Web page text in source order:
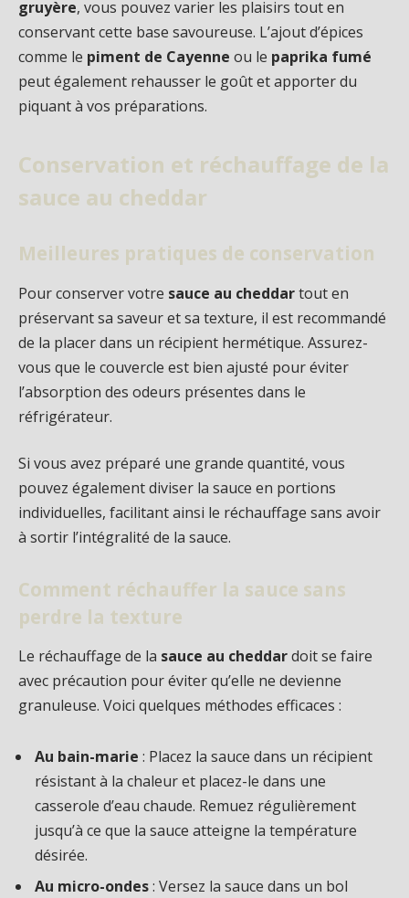
gruyère, vous pouvez varier les plaisirs tout en
conservant cette base savoureuse. L’ajout d’épices
comme le piment de Cayenne ou le paprika fumé
peut également rehausser le goût et apporter du
piquant à vos préparations.
Conservation et réchauffage de la
sauce au cheddar
Meilleures pratiques de conservation
Pour conserver votre sauce au cheddartout en
préservant sa saveur et sa texture, il est recommandé
de la placer dans un récipient hermétique. Assurez-
vous que le couvercle est bien ajusté pour éviter
l’absorption des odeurs présentes dans le
réfrigérateur.
Si vous avez préparé une grande quantité, vous
pouvez également diviser la sauce en portions
individuelles, facilitant ainsi le réchauffage sans avoir
à sortir l’intégralité de la sauce.
Comment réchauffer la sauce sans
perdre la texture
Le réchauffage de la sauce au cheddardoit se faire
avec précaution pour éviter qu’elle ne devienne
granuleuse. Voici quelques méthodes efficaces :
Au bain-marie : Placez la sauce dans un récipient
résistant à la chaleur et placez-le dans une
casserole d’eau chaude. Remuez régulièrement
jusqu’à ce que la sauce atteigne la température
désirée.
Au micro-ondes: Versez la sauce dans un bol